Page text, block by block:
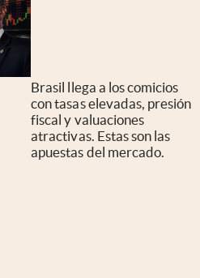
Brasil llega a los comicios
con tasas elevadas, presión
fiscal y valuaciones
atractivas. Estas son las
apuestas del mercado.